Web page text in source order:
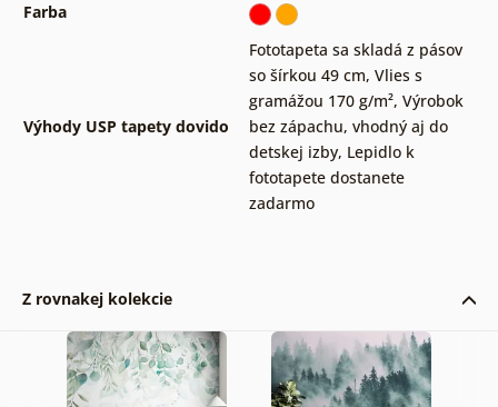
Farba
Výhody USP tapety dovido
Fototapeta sa skladá z pásov
so šírkou 49 cm, Vlies s
gramážou 170 g/m², Výrobok
bez zápachu, vhodný aj do
detskej izby, Lepidlo k
fototapete dostanete
zadarmo
Z rovnakej kolekcie